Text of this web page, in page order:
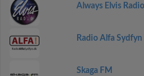
Always Elvis Radio
Radio Alfa Sydfyn
Skaga FM